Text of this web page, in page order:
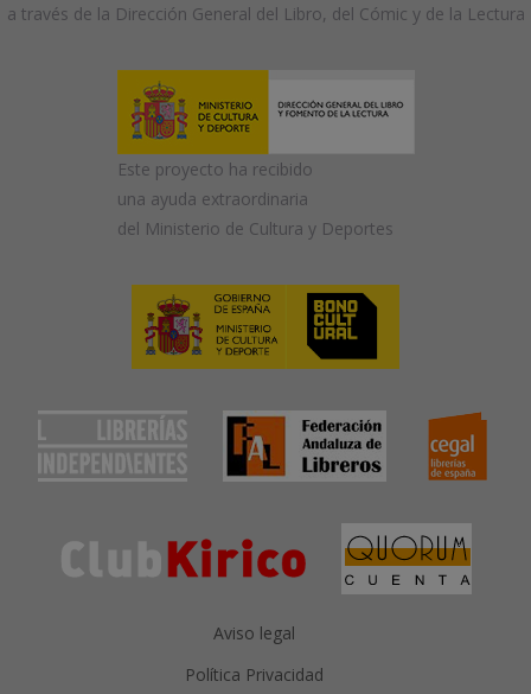
a través de la Dirección General del Libro, del Cómic y de la Lectura
Este proyecto ha recibido
una ayuda extraordinaria
del Ministerio de Cultura y Deportes
Aviso legal
Política Privacidad